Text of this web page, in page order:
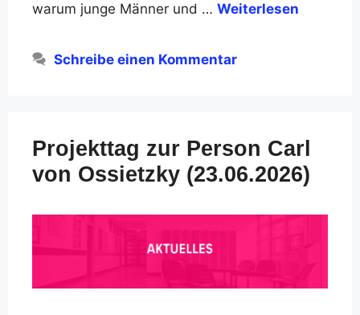
warum junge Männer und … Weiterlesen
Schreibe einen Kommentar
Projekttag zur Person Carl
von Ossietzky (23.06.2026)